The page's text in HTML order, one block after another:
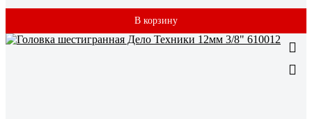
В корзину